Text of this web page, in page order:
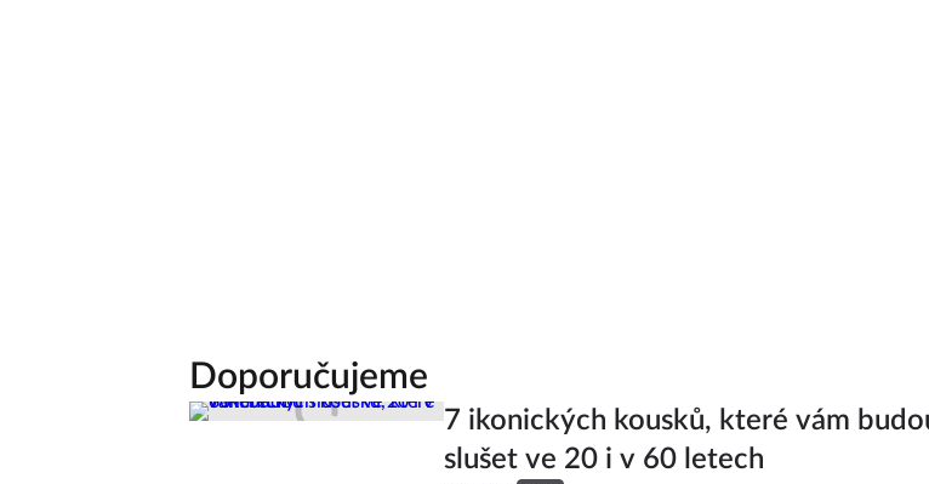
Doporučujeme
7 ikonických kousků, které vám
slušet ve 20 i v 60 letech